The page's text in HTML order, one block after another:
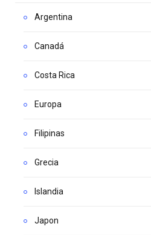
Argentina
Canadá
Costa Rica
Europa
Filipinas
Grecia
Islandia
Japon